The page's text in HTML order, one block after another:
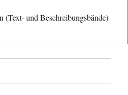
(Text- und Beschreibungsbände)